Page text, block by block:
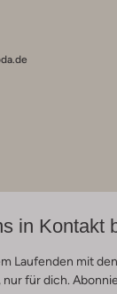
in Kontakt
Laufenden mit
nur für dich.